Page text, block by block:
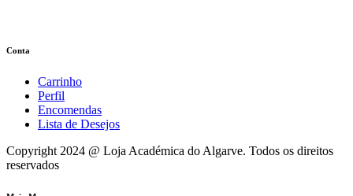
Conta
Carrinho
Perfil
Encomendas
Lista de Desejos
Copyright 2024 @ Loja Académica do Algarve. Todos os direitos
reservados